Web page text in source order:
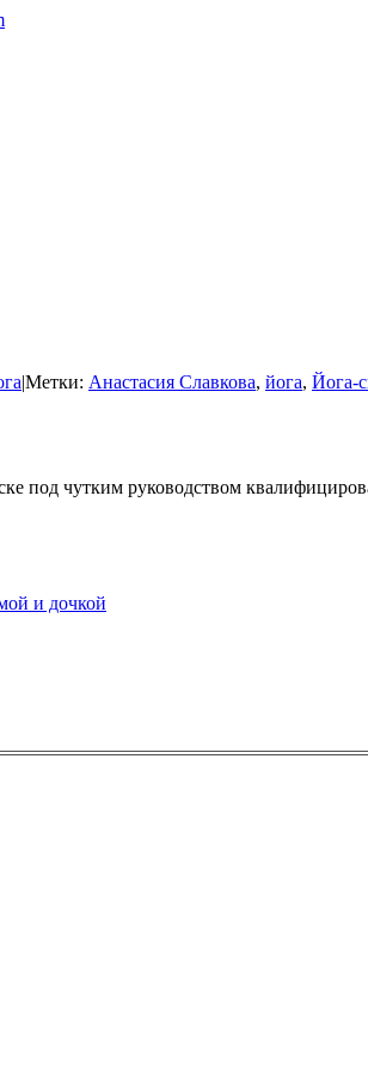
|Метки: Анастасия Славкова, йога, Йога-
под чутким руководством
и дочкой